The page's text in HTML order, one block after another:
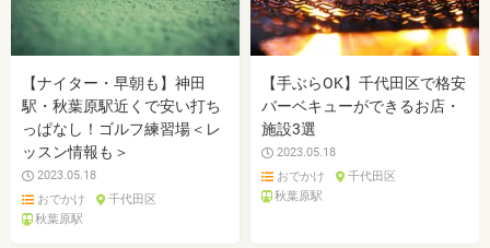
【ナイター・早朝も】神田
駅・秋葉原駅近くで安い打ち
っぱなし！ゴルフ練習場＜レ
ッスン情報も＞
2023.05.18
おでかけ
千代田区
秋葉原駅
【手ぶらOK】千代田区で格安
バーベキューができるお店・
施設3選
2023.05.18
おでかけ
千代田区
秋葉原駅